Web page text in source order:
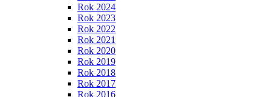
Rok 2024
Rok 2023
Rok 2022
Rok 2021
Rok 2020
Rok 2019
Rok 2018
Rok 2017
Rok 2016